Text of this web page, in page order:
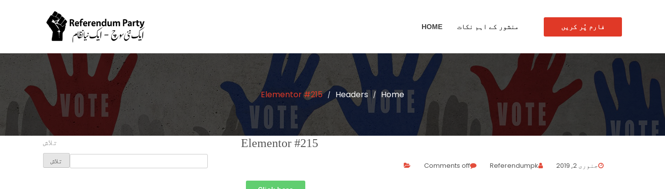
HOME منشور کے اہم نکات فارم پُر کریں
Home
/
Headers
/
Elementor #215
Elementor #215
جنوری 2, 2019 Referendumpk
Comments off
تلاش
تلاش